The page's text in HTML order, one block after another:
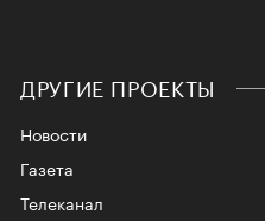
ДРУГИЕ ПРОЕКТЫ
Новости
Газета
Телеканал